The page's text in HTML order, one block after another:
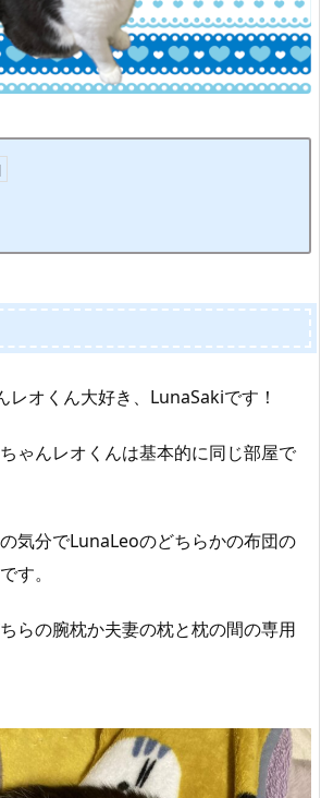
レオくん大好き、LunaSakiです！
ゃんレオくんは基本的に同じ部屋で
気分でLunaLeoのどちらかの布団の
す。
らの腕枕か夫妻の枕と枕の間の専用